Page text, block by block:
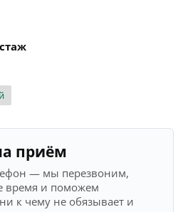
приём
— мы перезвоним,
время и поможем
к чему не обязывает и